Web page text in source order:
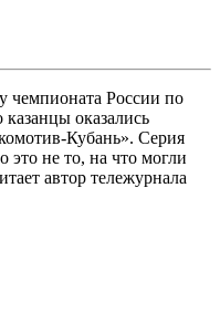
чемпионата России по
казанцы оказались
Кубань». Серия
это не то, на что могли
автор тележурнала